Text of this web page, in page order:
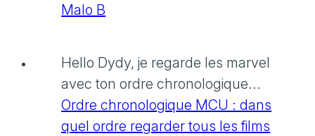
Malo B
Hello Dydy, je regarde les marvel
avec ton ordre chronologique...
Ordre chronologique MCU : dans
quel ordre regarder tous les films